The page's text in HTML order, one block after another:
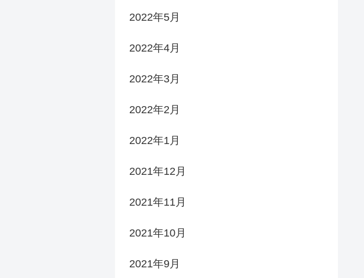
2022年5月
2022年4月
2022年3月
2022年2月
2022年1月
2021年12月
2021年11月
2021年10月
2021年9月